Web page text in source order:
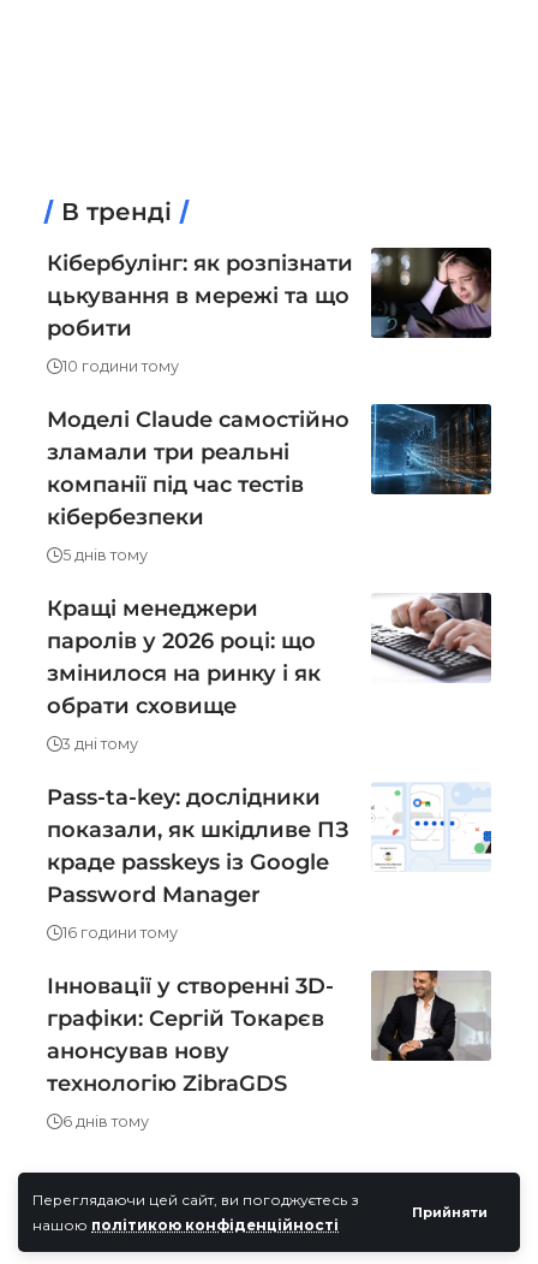
Переглядаючи цей сайт, ви погоджуєтесь з
нашою політикою конфіденційності
Прийняти
В тренді
Кібербулінг: як розпізнати
цькування в мережі та що
робити
10 години тому
Моделі Claude самостійно
зламали три реальні
компанії під час тестів
кібербезпеки
5 днів тому
Кращі менеджери
паролів у 2026 році: що
змінилося на ринку і як
обрати сховище
3 дні тому
Pass-ta-key: дослідники
показали, як шкідливе ПЗ
краде passkeys із Google
Password Manager
16 години тому
Інновації у створенні 3D-
графіки: Сергій Токарєв
анонсував нову
технологію ZibraGDS
6 днів тому